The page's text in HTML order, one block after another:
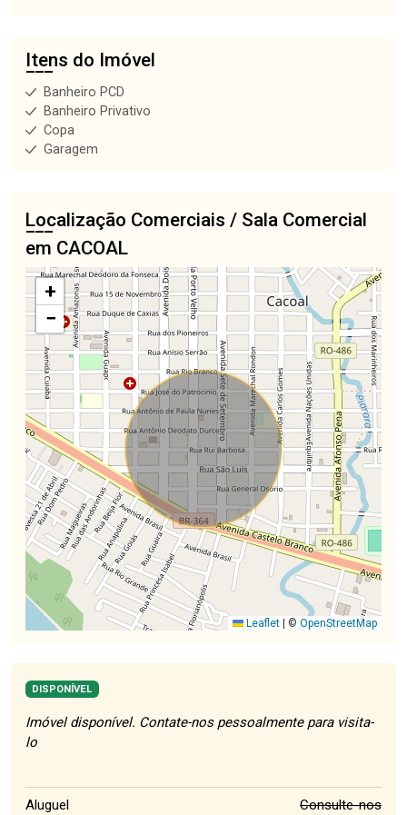
Itens do Imóvel
Banheiro PCD
Banheiro Privativo
Copa
Garagem
Localização Comerciais / Sala Comercial
em CACOAL
+
−
Leaflet © OpenStreetMap
DISPONÍVEL
Imóvel disponível. Contate-nos pessoalmente para visita-
lo
Aluguel
Consulte-nos